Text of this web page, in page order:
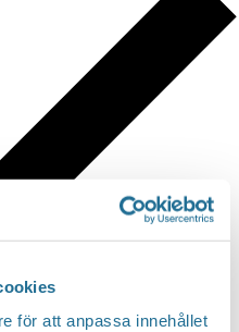
för att anpassa innehållet